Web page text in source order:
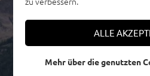
ALLE
Mehr über die genutzten